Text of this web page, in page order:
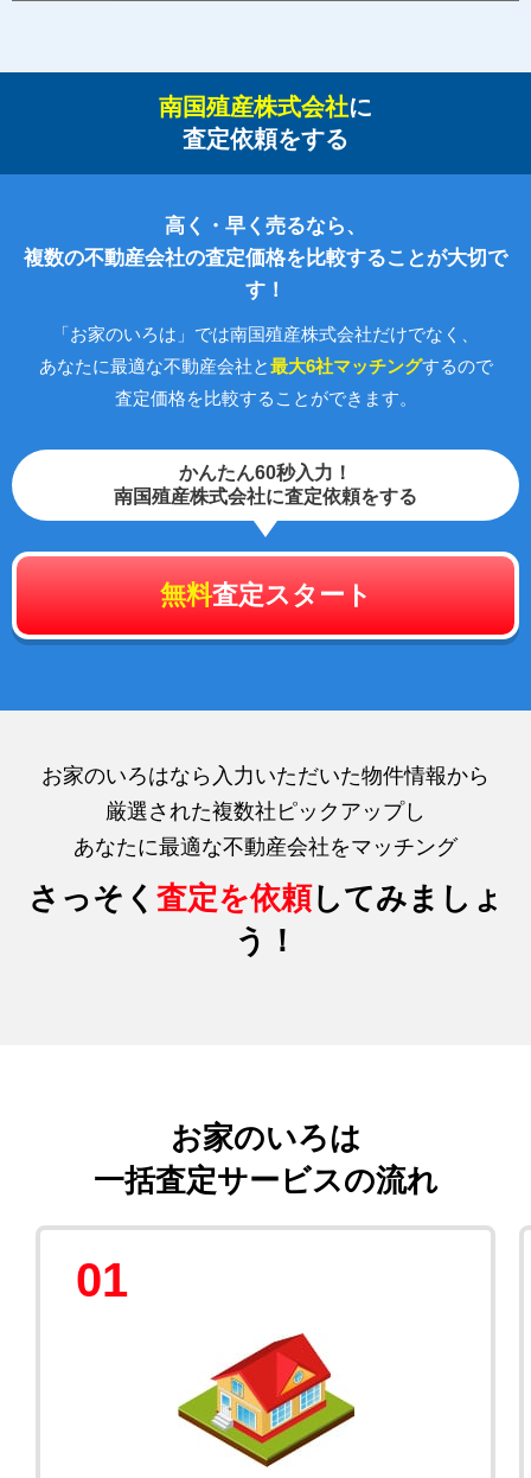
南国殖産株式会社に
査定依頼をする
高く・早く売るなら、
複数の不動産会社の査定価格を比較することが大切で
す！
「お家のいろは」では南国殖産株式会社だけでなく、
あなたに最適な不動産会社と最大6社マッチングするので
査定価格を比較することができます。
かんたん60秒入力！
南国殖産株式会社に査定依頼をする
無料査定スタート
お家のいろはなら入力いただいた物件情報から
厳選された複数社ピックアップし
あなたに最適な不動産会社をマッチング
さっそく 査定を依頼してみましょ
う！
お家のいろは
一括査定サービスの流れ
01